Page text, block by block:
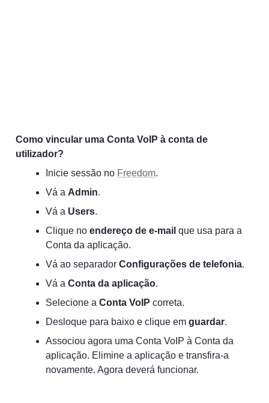
Como vincular uma Conta VoIP à conta de
utilizador?
Inicie sessão no Freedom.
Vá a Admin.
Vá a Users.
Clique no endereço de e-mail que usa para a
Conta da aplicação.
Vá ao separador Configurações de telefonia.
Vá a Conta da aplicação.
Selecione a Conta VoIP correta.
Desloque para baixo e clique em guardar.
Associou agora uma Conta VoIP à Conta da
aplicação. Elimine a aplicação e transfira-a
novamente. Agora deverá funcionar.